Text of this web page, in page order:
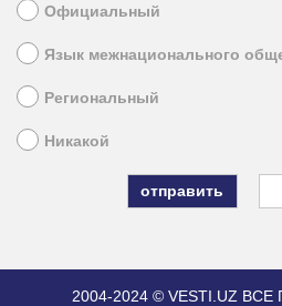
Официальный
Язык межнационального
Региональный
Никакой
2004-2024 © VESTI.UZ ВСЕ